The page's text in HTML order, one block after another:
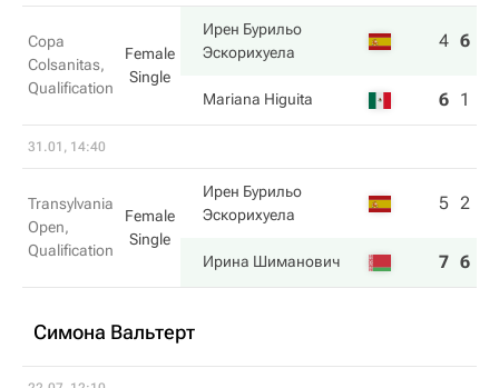
Copa
Colsanitas,
Qualification
Female
Single
Ирен Бурильо
Эскорихуела
4 6
Mariana Higuita 6 1
31.01, 14:40
Transylvania
Open,
Qualification
Female
Single
Ирен Бурильо
Эскорихуела
5 2
Ирина Шиманович 7 6
Симона Вальтерт